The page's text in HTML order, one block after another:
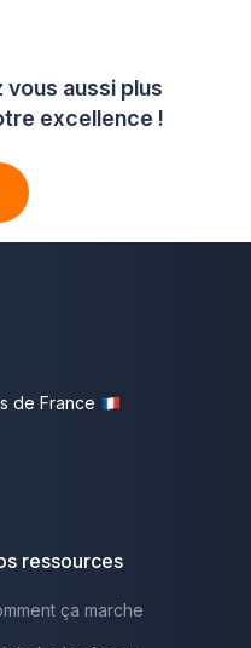
aussi plus
excellence !
de France
ressources
ça marche